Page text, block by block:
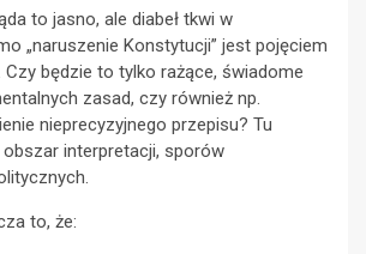
to jasno, ale diabeł tkwi w
„naruszenie Konstytucji” jest pojęciem
będzie to tylko rażące, świadome
zasad, czy również np.
nieprecyzyjnego przepisu? Tu
interpretacji, sporów
to, że: